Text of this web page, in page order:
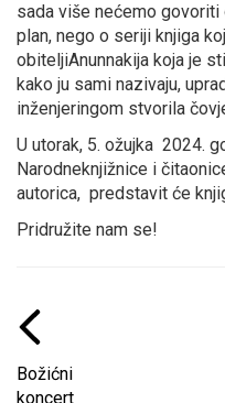
sada više nećemo govoriti
plan, nego o seriji knjiga
obiteljiAnunnakija koja je
kako ju sami nazivaju,
inženjeringom stvorila
U utorak, 5. ožujka 2024.
Narodneknjižnice i
autorica, predstavit će
Pridružite nam se!
Božićni
koncert